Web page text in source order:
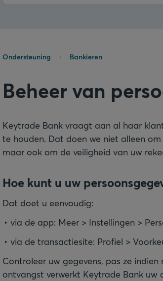
Ondersteuning Bankieren
Beheer van
Keytrade Bank vraagt aan al haar
te houden. Dat doen we niet alleen
maar ook om de veiligheid van uw
Hoe kunt u uw
Dat doet u eenvoudig:
via de app: Meer > Instellingen >
via de transactiesite: Profiel >
Controleer uw gegevens, pas ze
ontvangst verwerkt Keytrade Bank uw